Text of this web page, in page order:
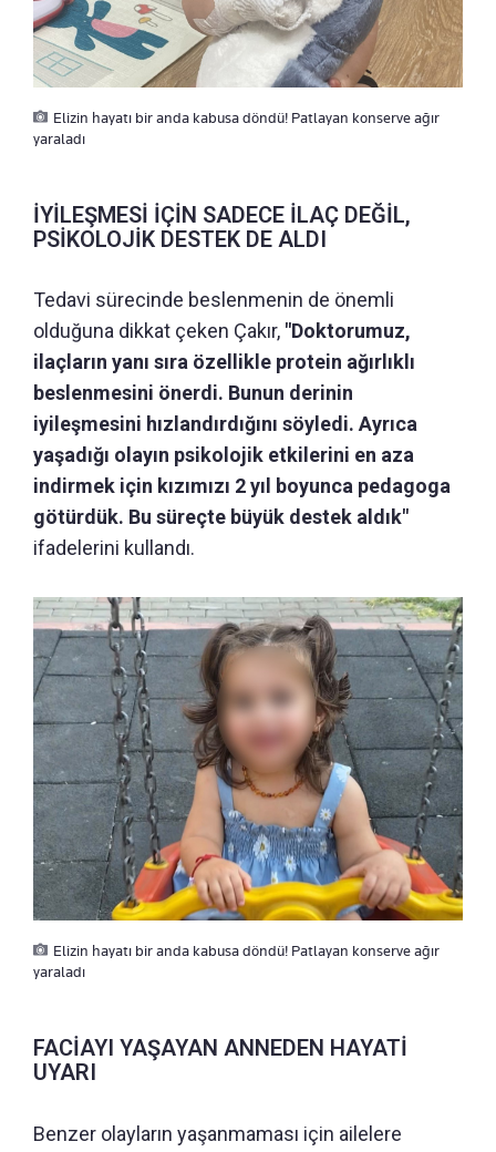
Elizin hayatı bir anda kabusa döndü! Patlayan konserve ağır
yaraladı
İYİLEŞMESİ İÇİN SADECE İLAÇ DEĞİL,
PSİKOLOJİK DESTEK DE ALDI
Tedavi sürecinde beslenmenin de önemli
olduğuna dikkat çeken Çakır, "Doktorumuz,
ilaçların yanı sıra özellikle protein ağırlıklı
beslenmesini önerdi. Bunun derinin
iyileşmesini hızlandırdığını söyledi. Ayrıca
yaşadığı olayın psikolojik etkilerini en aza
indirmek için kızımızı 2 yıl boyunca pedagoga
götürdük. Bu süreçte büyük destek aldık"
ifadelerini kullandı.
Elizin hayatı bir anda kabusa döndü! Patlayan konserve ağır
yaraladı
FACİAYI YAŞAYAN ANNEDEN HAYATİ
UYARI
Benzer olayların yaşanmaması için ailelere